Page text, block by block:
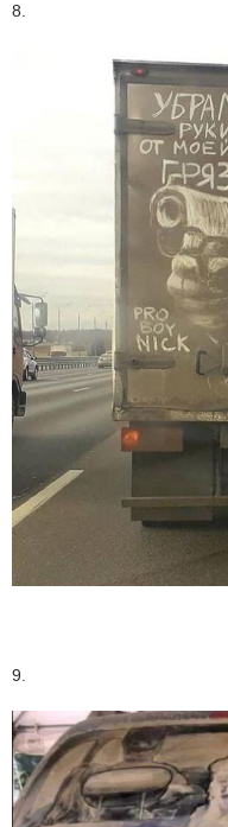
8.
9.